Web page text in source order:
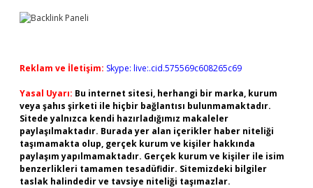
Reklam ve İletişim: Skype: live:.cid.575569c608265c69
Yasal Uyarı: Bu internet sitesi, herhangi bir marka, kurum
veya şahıs şirketi ile hiçbir bağlantısı bulunmamaktadır.
Sitede yalnızca kendi hazırladığımız makaleler
paylaşılmaktadır. Burada yer alan içerikler haber niteliği
taşımamakta olup, gerçek kurum ve kişiler hakkında
paylaşım yapılmamaktadır. Gerçek kurum ve kişiler ile isim
benzerlikleri tamamen tesadüfidir. Sitemizdeki bilgiler
taslak halindedir ve tavsiye niteliği taşımazlar.